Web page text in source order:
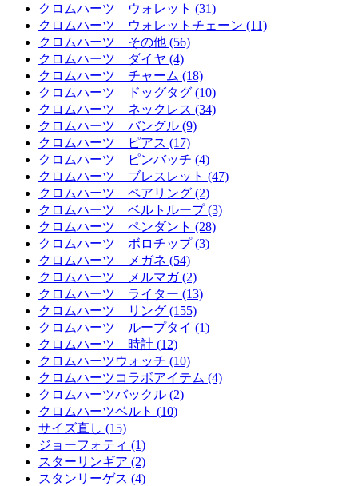
クロムハーツ ウォレット (31)
クロムハーツ ウォレットチェーン (11)
クロムハーツ その他 (56)
クロムハーツ ダイヤ (4)
クロムハーツ チャーム (18)
クロムハーツ ドッグタグ (10)
クロムハーツ ネックレス (34)
クロムハーツ バングル (9)
クロムハーツ ピアス (17)
クロムハーツ ピンバッチ (4)
クロムハーツ ブレスレット (47)
クロムハーツ ペアリング (2)
クロムハーツ ベルトループ (3)
クロムハーツ ペンダント (28)
クロムハーツ ボロチップ (3)
クロムハーツ メガネ (54)
クロムハーツ メルマガ (2)
クロムハーツ ライター (13)
クロムハーツ リング (155)
クロムハーツ ループタイ (1)
クロムハーツ 時計 (12)
クロムハーツウォッチ (10)
クロムハーツコラボアイテム (4)
クロムハーツバックル (2)
クロムハーツベルト (10)
サイズ直し (15)
ジョーフォティ (1)
スターリンギア (2)
スタンリーゲス (4)